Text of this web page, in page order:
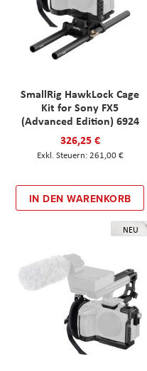
SmallRig HawkLock Cage
Kit for Sony FX5
(Advanced Edition) 6924
326,25 €
261,00 €
IN DEN WARENKORB
NEU